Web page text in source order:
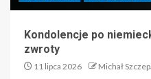
Kondolencje po
zwroty
11 lipca 2026 Michał